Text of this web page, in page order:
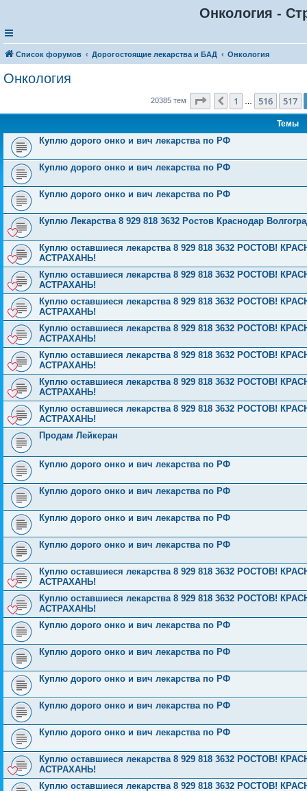
Онкология -
Список форумов Дорогостоящие лекарства и БАД Онкология
Онкология
20385 тем Страница 518из 816
Пред.
1 516 517
Темы
Куплю дорого онко и вич лекарства по РФ
Куплю дорого онко и вич лекарства по РФ
Куплю дорого онко и вич лекарства по РФ
Куплю Лекарства 8 929 818 3632 Ростов Краснодар
Куплю оставшиеся лекарства 8 929 818 3632 РОСТОВ!
АСТРАХАНЬ!
Куплю оставшиеся лекарства 8 929 818 3632 РОСТОВ!
АСТРАХАНЬ!
Куплю оставшиеся лекарства 8 929 818 3632 РОСТОВ!
АСТРАХАНЬ!
Куплю оставшиеся лекарства 8 929 818 3632 РОСТОВ!
АСТРАХАНЬ!
Куплю оставшиеся лекарства 8 929 818 3632 РОСТОВ!
АСТРАХАНЬ!
Куплю оставшиеся лекарства 8 929 818 3632 РОСТОВ!
АСТРАХАНЬ!
Куплю оставшиеся лекарства 8 929 818 3632 РОСТОВ!
АСТРАХАНЬ!
Продам Лейкеран
Куплю дорого онко и вич лекарства по РФ
Куплю дорого онко и вич лекарства по РФ
Куплю дорого онко и вич лекарства по РФ
Куплю дорого онко и вич лекарства по РФ
Куплю оставшиеся лекарства 8 929 818 3632 РОСТОВ!
АСТРАХАНЬ!
Куплю оставшиеся лекарства 8 929 818 3632 РОСТОВ!
АСТРАХАНЬ!
Куплю дорого онко и вич лекарства по РФ
Куплю дорого онко и вич лекарства по РФ
Куплю дорого онко и вич лекарства по РФ
Куплю дорого онко и вич лекарства по РФ
Куплю дорого онко и вич лекарства по РФ
Куплю оставшиеся лекарства 8 929 818 3632 РОСТОВ!
АСТРАХАНЬ!
Куплю оставшиеся лекарства 8 929 818 3632 РОСТОВ!